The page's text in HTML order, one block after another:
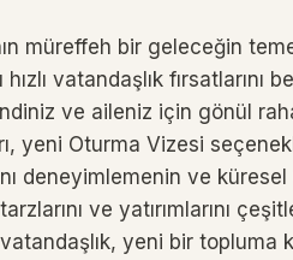
müreffeh bir geleceğin
hızlı vatandaşlık
ve aileniz için gönül
yeni Oturma Vizesi
deneyimlemenin ve
ve yatırımlarını
vatandaşlık, yeni bir